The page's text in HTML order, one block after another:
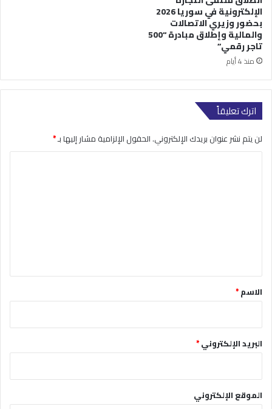
الإلكترونية في سوريا 2026
بحضور وزيري الاتصالات
والمالية وإطلاق مبادرة “500
تاجر رقمي”
منذ 4 أيام
اترك تعليقاً
لن يتم نشر عنوان بريدك الإلكتروني.الحقول الإلزامية مشار إليها بـ*
*الاسم*
البريد الإلكتروني*
الموقع الإلكتروني